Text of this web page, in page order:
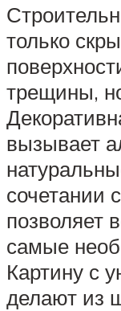
только
трещины,
вызывает
сочетании
позволяет
самые
Картину с
делают из